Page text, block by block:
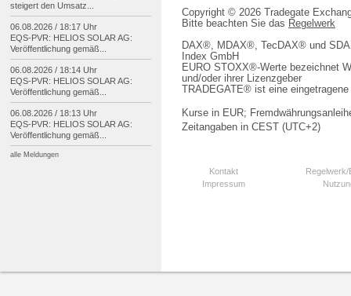
Copyright © 2026 Tradegate
Bitte beachten Sie das Regelwerk
DAX®, MDAX®, TecDAX® und
Index GmbH
EURO STOXX®-Werte bezeichnet
und/oder ihrer Lizenzgeber
TRADEGATE® ist eine
Kurse in EUR;
Zeitangaben in CEST (UTC+2)
Kontakt
Impressum
steigert den Umsatz...
06.08.2026 / 18:17 Uhr
EQS-PVR: HELIOS SOLAR AG:
Veröffentlichung gemäß...
06.08.2026 / 18:14 Uhr
EQS-PVR: HELIOS SOLAR AG:
Veröffentlichung gemäß...
06.08.2026 / 18:13 Uhr
EQS-PVR: HELIOS SOLAR AG:
Veröffentlichung gemäß...
alle Meldungen